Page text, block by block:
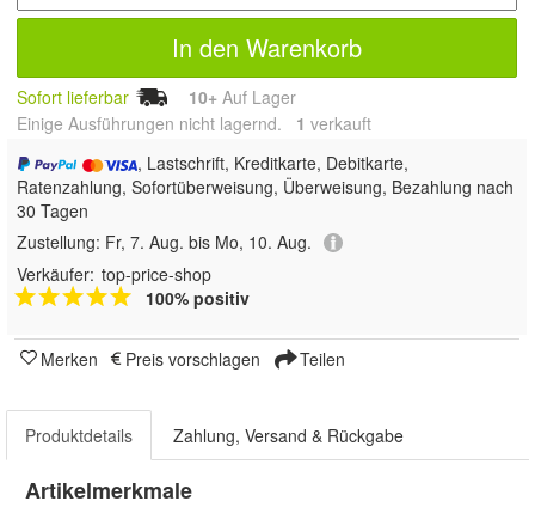
In den Warenkorb
Sofort lieferbar 10+ Auf Lager
Einige Ausführungen nicht lagernd. 1 verkauft
, Lastschrift, Kreditkarte, Debitkarte,
Ratenzahlung, Sofortüberweisung, Überweisung, Bezahlung nach
30 Tagen
Zustellung: Fr, 7. Aug. bis Mo, 10. Aug.
Verkäufer: top-price-shop
100% positiv
Merken Preis vorschlagen Teilen
Produktdetails Zahlung, Versand & Rückgabe
Artikelmerkmale